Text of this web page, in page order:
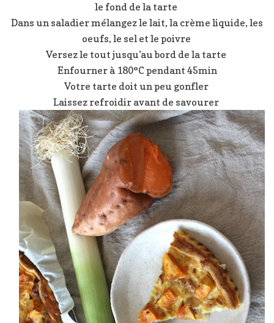
le fond de la tarte
Dans un saladier mélangez le lait, la crème liquide, les
oeufs, le sel et le poivre
Versez le tout jusqu’au bord de la tarte
Enfourner à 180°C pendant 45min
Votre tarte doit un peu gonfler
Laissez refroidir avant de savourer